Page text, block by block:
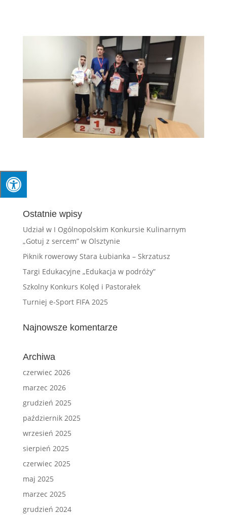
Ostatnie wpisy
Udział w I Ogólnopolskim Konkursie Kulinarnym
„Gotuj z sercem” w Olsztynie
Piknik rowerowy Stara Łubianka – Skrzatusz
Targi Edukacyjne „Edukacja w podróży”
Szkolny Konkurs Kolęd i Pastorałek
Turniej e-Sport FIFA 2025
Najnowsze komentarze
Archiwa
czerwiec 2026
marzec 2026
grudzień 2025
październik 2025
wrzesień 2025
sierpień 2025
czerwiec 2025
maj 2025
marzec 2025
grudzień 2024